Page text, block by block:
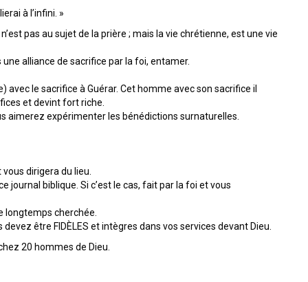
à l’infini. »
pas au sujet de la prière ; mais la vie chrétienne, est une vie
alliance de sacrifice par la foi, entamer.
le sacrifice à Guérar. Cet homme avec son sacrifice il
et devint fort riche.
aimerez expérimenter les bénédictions surnaturelles.
dirigera du lieu.
journal biblique. Si c’est le cas, fait par la foi et vous
longtemps cherchée.
être FIDÈLES et intègres dans vos services devant Dieu.
20 hommes de Dieu.